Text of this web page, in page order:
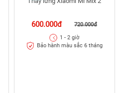
600.000đ 720.000đ
1 - 2 giờ
Bảo hành màu sắc 6 tháng